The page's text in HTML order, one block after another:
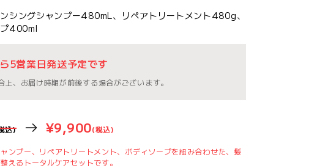
シングシャンプー480mL、リペアトリートメント480g、
400ml
5営業日発送予定です
、お届け時期が前後する場合がございます。
込) ¥9,900(税込)
ンプー、リペアトリートメント、ボディソープを組み合わせた、髪
えるトータルケアセットです。